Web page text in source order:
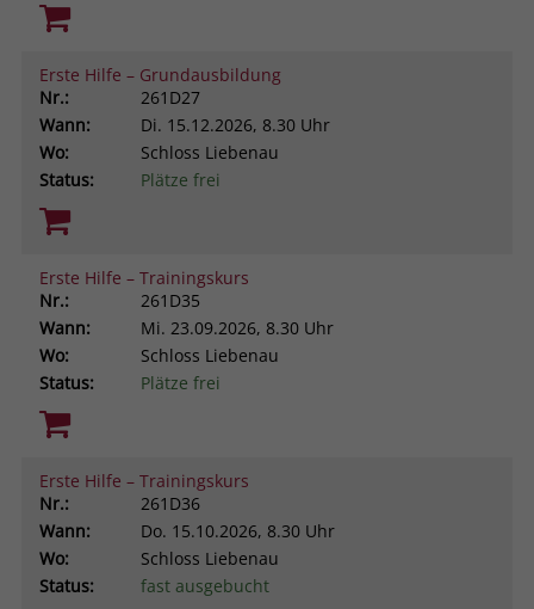
Erste Hilfe – Grundausbildung
Nr.:
261D27
Wann:
Di. 15.12.2026, 8.30 Uhr
Wo:
Schloss Liebenau
Status:
Plätze frei
Erste Hilfe – Trainingskurs
Nr.:
261D35
Wann:
Mi. 23.09.2026, 8.30 Uhr
Wo:
Schloss Liebenau
Status:
Plätze frei
Erste Hilfe – Trainingskurs
Nr.:
261D36
Wann:
Do. 15.10.2026, 8.30 Uhr
Wo:
Schloss Liebenau
Status:
fast ausgebucht